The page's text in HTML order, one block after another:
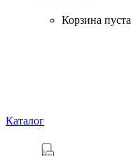
Корзина пуста
Каталог